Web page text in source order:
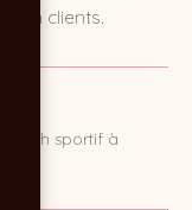
en clients.
coach sportif à